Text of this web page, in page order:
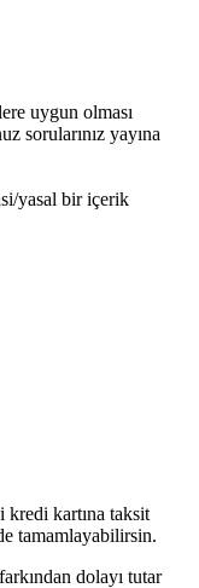
uygun olması
sorularınız yayına
yasal bir içerik
kredi kartına taksit
tamamlayabilirsin.
dolayı tutar